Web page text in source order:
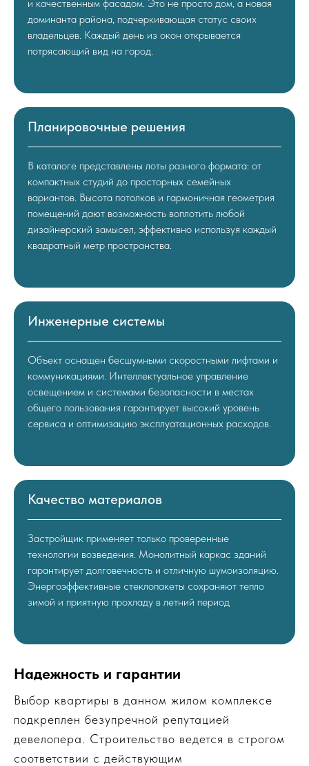
и качественным фасадом. Это не просто дом, а новая
доминанта района, подчеркивающая статус своих
владельцев. Каждый день из окон открывается
потрясающий вид на город.
Планировочные решения
В каталоге представлены лоты разного формата: от
компактных студий до просторных семейных
вариантов. Высота потолков и гармоничная геометрия
помещений дают возможность воплотить любой
дизайнерский замысел, эффективно используя каждый
квадратный метр пространства.
Инженерные системы
Объект оснащен бесшумными скоростными лифтами и
коммуникациями. Интеллектуальное управление
освещением и системами безопасности в местах
общего пользования гарантирует высокий уровень
сервиса и оптимизацию эксплуатационных расходов.
Качество материалов
Застройщик применяет только проверенные
технологии возведения. Монолитный каркас зданий
гарантирует долговечность и отличную шумоизоляцию.
Энергоэффективные стеклопакеты сохраняют тепло
зимой и приятную прохладу в летний период
Надежность и гарантии
Выбор квартиры в данном жилом комплексе
подкреплен безупречной репутацией
девелопера. Строительство ведется в строгом
соответствии с действующим